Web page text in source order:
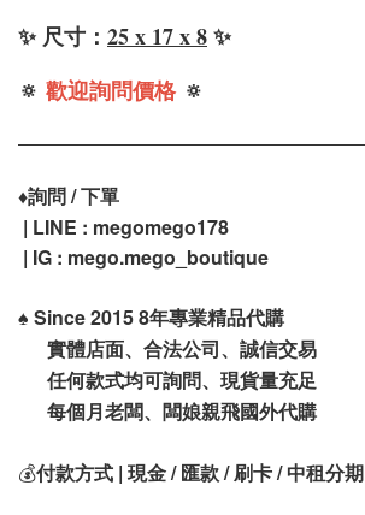
✨ 尺寸： 25 x 17 x 8✨
🔅 歡迎詢問價格 🔅
♦️詢問 / 下單
| LINE : megomego178
| IG : mego.mego_boutique
♠️ Since 2015 8年專業精品代購
實體店面、合法公司、誠信交易
任何款式均可詢問、現貨量充足
每個月老闆、闆娘親飛國外代購
💰付款方式 | 現金 / 匯款 / 刷卡 / 中租分期